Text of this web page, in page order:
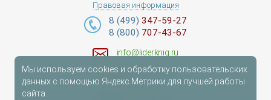
Правовая информация
8 (499) 347-59-27
8 (800) 707-43-67
info@liderknig.ru
Доставка
Мы используем cookies и обработку пользовательских
данных с помощью Яндекс.Метрики для лучшей работы
сайта.